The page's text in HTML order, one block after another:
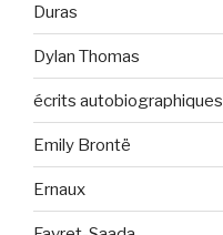
Duras
Dylan Thomas
écrits autobiographiques
Emily Brontë
Ernaux